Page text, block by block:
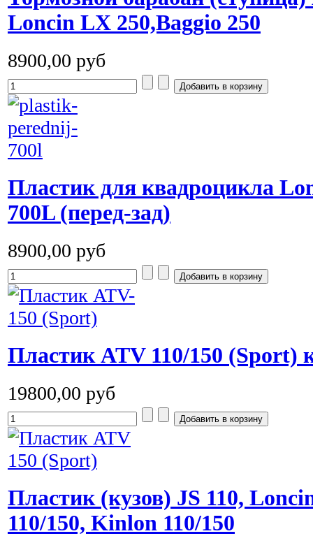
Loncin LX 250,Baggio 250
8900,00 руб
Пластик для квадроцикла
700L (перед-зад)
8900,00 руб
Пластик ATV 110/150 (Sport)
19800,00 руб
Пластик (кузов) JS 110,
110/150, Kinlon 110/150